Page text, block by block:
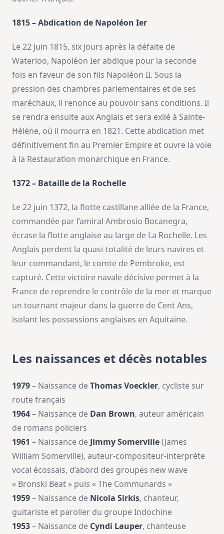
1815 – Abdication de Napoléon Ier
Le 22 juin 1815, six jours après la défaite de
Waterloo, Napoléon Ier abdique pour la seconde
fois en faveur de son fils Napoléon II. Sous la
pression des chambres parlementaires et de ses
maréchaux, il renonce au pouvoir sans conditions. Il
se rendra ensuite aux Anglais et sera exilé à Sainte-
Hélène, où il mourra en 1821. Cette abdication met
définitivement fin au Premier Empire et ouvre la voie
à la Restauration monarchique en France.
1372 – Bataille de la Rochelle
Le 22 juin 1372, la flotte castillane alliée de la France,
commandée par l’amiral Ambrosio Bocanegra,
écrase la flotte anglaise au large de La Rochelle. Les
Anglais perdent la quasi-totalité de leurs navires et
leur commandant, le comte de Pembroke, est
capturé. Cette victoire navale décisive permet à la
France de reprendre le contrôle de la mer et marque
un tournant majeur dans la guerre de Cent Ans,
isolant les possessions anglaises en Aquitaine.
Les naissances et décès notables
1979– Naissance deThomas Voeckler, cycliste sur
route français
1964– Naissance de Dan Brown, auteur américain
de romans policiers
1961 – Naissance de Jimmy Somerville(James
William Somerville), auteur-compositeur-interprète
vocal écossais, d’abord des groupes new wave
« Bronski Beat » puis « The Communards »
1959– Naissance de Nicola Sirkis, chanteur,
guitariste et parolier du groupe Indochine
1953– Naissance de Cyndi Lauper, chanteuse